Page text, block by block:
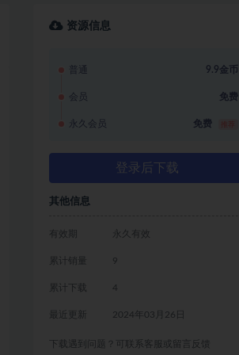
资源信息
普通 9.9金币
会员 免费
永久会员 免费
登录后下载
其他信息
有效期 永久有效
累计销量 9
累计下载 4
最近更新 2024年03月26日
下载遇到问题？可联系客服或留言反馈